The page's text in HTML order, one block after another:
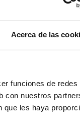
Acerca de las
funciones de redes
con nuestros
les haya
Seremos muy